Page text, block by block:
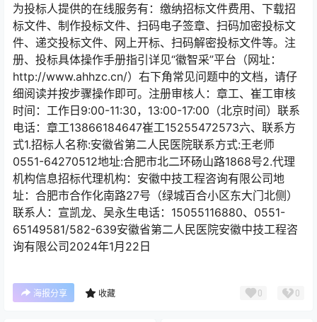
为投标人提供的在线服务有：缴纳招标文件费用、下载招
标文件、制作投标文件、扫码电子签章、扫码加密投标文
件、递交投标文件、网上开标、扫码解密投标文件等。注
册、投标具体操作手册指引详见“徽智采”平台（网址：
http://www.ahhzc.cn/）右下角常见问题中的文档，请仔
细阅读并按步骤操作即可。注册审核人：章工、崔工审核
时间：工作日9:00-11:30，13:00-17:00（北京时间）联系
电话：章工13866184647崔工15255472573六、联系方
式1.招标人名称:安徽省第二人民医院联系方式:王老师
0551-64270512地址:合肥市北二环砀山路1868号2.代理
机构信息招标代理机构：安徽中技工程咨询有限公司地
址：合肥市合作化南路27号（绿城百合小区东大门北侧）
联系人：宣凯龙、吴永生电话：15055116880、0551-
65149581/582-639安徽省第二人民医院安徽中技工程咨
询有限公司2024年1月22日
海报分享 收藏 0 0